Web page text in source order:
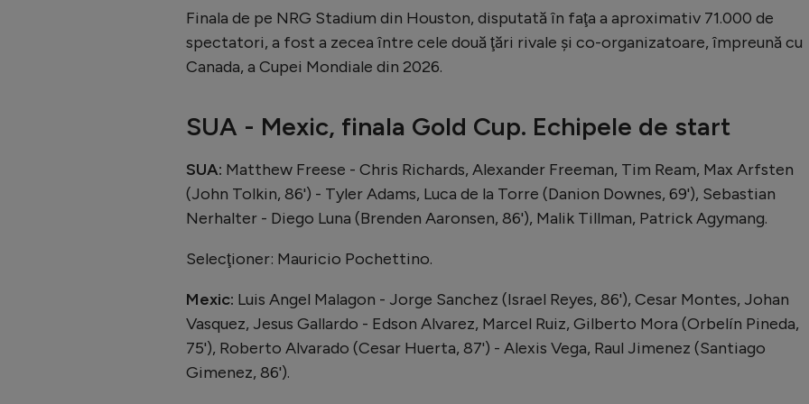
Finala de pe NRG Stadium din Houston, disputată în faţa a aproximativ 71.000 de
spectatori, a fost a zecea între cele două ţări rivale şi co-organizatoare, împreună cu
Canada, a Cupei Mondiale din 2026.
SUA - Mexic, finala Gold Cup. Echipele de start
SUA: Matthew Freese - Chris Richards, Alexander Freeman, Tim Ream, Max Arfsten
(John Tolkin, 86') - Tyler Adams, Luca de la Torre (Danion Downes, 69'), Sebastian
Nerhalter - Diego Luna (Brenden Aaronsen, 86'), Malik Tillman, Patrick Agymang.
Selecţioner: Mauricio Pochettino.
Mexic: Luis Angel Malagon - Jorge Sanchez (Israel Reyes, 86'), Cesar Montes, Johan
Vasquez, Jesus Gallardo - Edson Alvarez, Marcel Ruiz, Gilberto Mora (Orbelín Pineda,
75'), Roberto Alvarado (Cesar Huerta, 87') - Alexis Vega, Raul Jimenez (Santiago
Gimenez, 86').